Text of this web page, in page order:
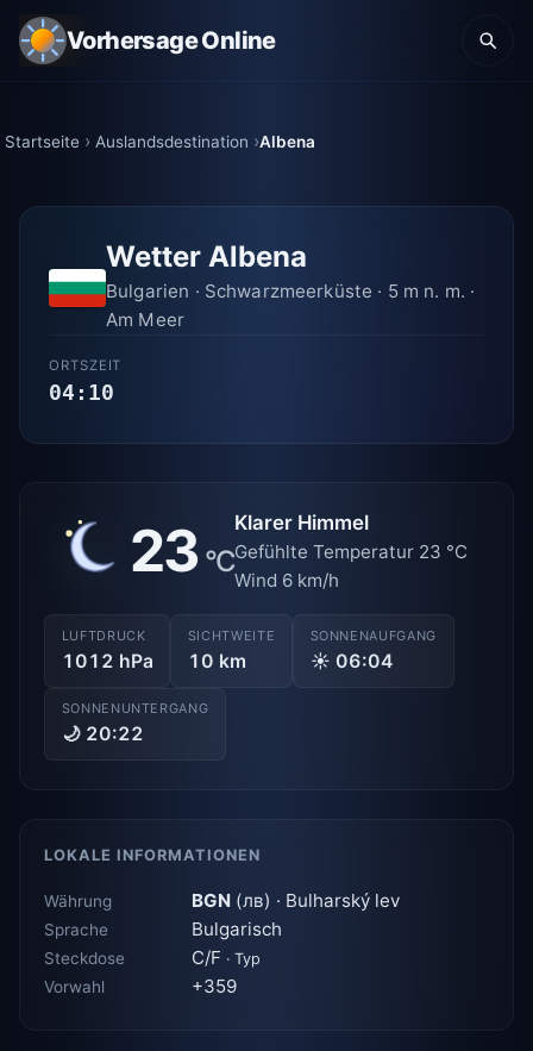
Vorhersage Online
Startseite Auslandsdestination Albena
Wetter Albena
Bulgarien · Schwarzmeerküste · 5 m n. m. ·
Am Meer
ORTSZEIT
04:10
23 °C
Klarer Himmel
Gefühlte Temperatur 23 °C
Wind 6 km/h
LUFTDRUCK
1012 hPa
SICHTWEITE
10 km
SONNENAUFGANG
☀ 06:04
SONNENUNTERGANG
🌙 20:22
LOKALE INFORMATIONEN
Währung BGN (лв) · Bulharský lev
Sprache Bulgarisch
Steckdose C/F · Typ
Vorwahl +359